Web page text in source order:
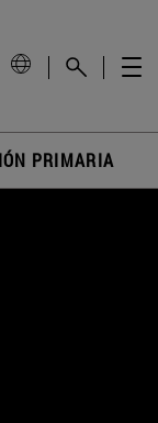
PRIMARIA